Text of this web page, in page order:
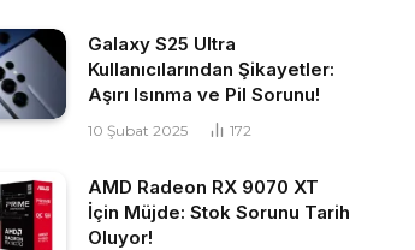
Galaxy S25 Ultra
Kullanıcılarından Şikayetler:
Aşırı Isınma ve Pil Sorunu!
10 Şubat 2025 172
AMD Radeon RX 9070 XT
İçin Müjde: Stok Sorunu Tarih
Oluyor!